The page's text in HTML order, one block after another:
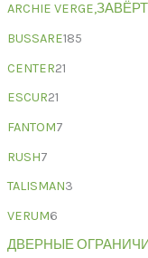
ARCHIE
BUSSARE185
CENTER21
ESCUR21
FANTOM7
RUSH7
TALISMAN3
VERUM6
ДВЕРНЫЕ